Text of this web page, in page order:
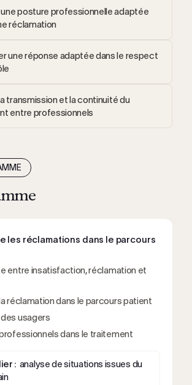
posture professionnelle adaptée
réclamation
une réponse adaptée dans le respect
transmission et la continuité du
entre professionnels
les réclamations dans le parcours
entre insatisfaction, réclamation et
réclamation dans le parcours patient
usagers
dans le traitement
: analyse de situations issues du